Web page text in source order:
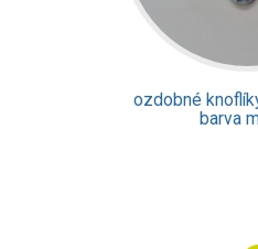
ozdobné
barva